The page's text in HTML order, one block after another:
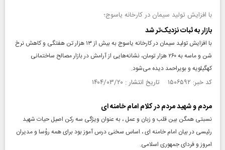
با افزایش تولید سیمان در کارخانه یاسوج؛
بازار به ثبات نزدیک‌تر شد
با افزایش تولید سیمان در کارخانه یاسوج به بیش از ۱۳ هزار تن هفتگی و کاهش نرخ
شن و ماسه به ۲۶۰ هزار تومان، نشانه‌هایی از آرامش در بازار مصالح ساختمانی
کهگیلویه و بویراحمد دیده می‌شود.
کد خبر: ۱۵۰۶۵۹۲ تاریخ انتشار : ۱۴۰۴/۰۳/۲۰
مردم و شهید مردم در کلام امام خامنه ای
نسبتی همگن بین قلب و زبان و عمل ، به عنوان ویژگی سه رکن اصیل حیات شهید
رئیسی در بیان امام خامنه ای ، اساس سخنی درس آموز بود برای همه روُسا و مدیران
امروز و فردای جمهوری اسلامی.